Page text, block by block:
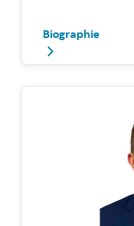
Biographie